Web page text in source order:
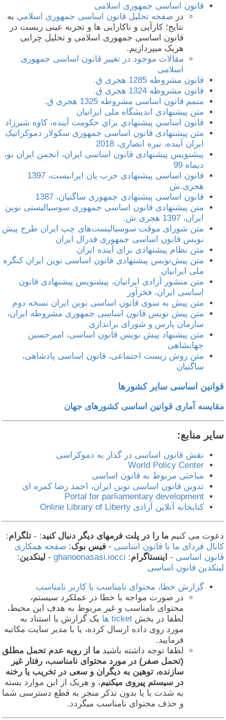
قانون اساسی جمهوری اسلامی
در صفحه تحلیل قانون اساسی جمهوری اسلامی به
نتایج؛ کارآیی و ناکارایی ها و تجربه عینی زیست در
قانون اساسی جمهوری اسلامی و تحلیل چرایی
هریک میپردازیم.
مقالات موجود در تغییر قانون اساسی جمهوری
اسلامی
قانون مشروطه 1285 هجری ق.
قانون مشروطه 1324 هجری ق.
متمم قانون اساسی مشروطه 1325 هجری ق.
متن پیشنهادی اندیشگاه ملی ایرانیان
قانون اساسي پيشنهادي براي حكومت آينده، کاوه شیرزاد
متن پیشنهادی قانون اساسی جمهوری سکولار دموکراتیک
ایران آینده، نیره انصاری، 2018
پیشنویس پیشنهادی قانون اساسی ایران، انجمن ایران نو،
دیماه 99
قانون اساسی پیشنهادی حزب پان ایرانیست، 1397
هجری.ش
قانون اساسی پیشنهادی جمهوری ساگنیان، 1387
متن پیشنهادی قانون اساسی جمهوری سوسیالیستی نوین
ایران، 1397 هجری ش.
متن شورای موقت سوسیالیست‌های چپ ایران طرح پیش
نویس قانون اساسی جمهوری فدرال ایران
متن نظام پیشنهادی برای آینده ایران
متن پیش‌نویس پیشنهادی قانون اساسی نوین ایران کنگره
ملی ایرانیان
متن منشور آزادی ایرانیان، پیشنویس پیشنهادی قانون
اساسی ایران، فخرآور
متن پیش به سوی قانون اساسی نوبن ايران نسخه دوم
متن پیش نویس قانون اساسی جمهوری مشروطه ایران،
سازمان پارس و شورای براندازی
متن پیشنهاد پیش نویس قانون اساسی، امیرحسین
جهانشاهی
متن روش زیست اجتماعی، قانون اساسی پادشاهی،
ساگنیان
اساسی سایر کشورها
آماری قوانین اساسی کشورهای جهان
منابع:
نقش قانون اساسی در گذار به دموکراسی
World Policy Center
مباحثی مربوط به قانون اساسی
تدوین قانون اساسی نوین ایران، احمد رضا کمره ای
Portal for parliamentary development
کتابخانه آنلاین آزادی Online Library of Liberty
می کنیم ما را در پلت فرمهای دیگر دنبال کنید: -تلگرام:
فردای ما با قانون اساسی -فیس بوک: صفحه همکاری
اساسی -اینستاگرام:
ghanoonasasi.iocci
-لینکدین:
قانون اساسی
گزارش خطا، محتوای نامناسب یا کاربر نامناسب
در صورت مواجه با خطا در عملکرد سیستم،
محتوای نامناسب و غیر مربوط به هدف این محیط،
لطفا در بخش ticket ها
یک گزارش با استناد به
مورد روی داده ارسال کرده، یا با مدیر سایت مکاتبه
فرمایید.
لطفا توجه داشته باشید ما از رویه عدم تحمل مطلق
(تحمل صفر) در مورد محتوای نامناسب، رفتار غیر
سازنده، توهین به دیگران و سعی در تخریب یا رخنه
در سیستم پیروی میکنیم، و هریک از این موارد بسته
به شدت با یا بدون تذکر منجر به قطع دسترسی شما
و حذف محتوای نامناسب میگردد.